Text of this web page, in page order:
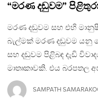
“මරණ දඬුවම”
මරණ දඬුවම සහ එහි
බැල්මක් මරණ දඬුවම
සහ දඬුවම පිළිබඳ දැඩි
මාතෘකාවකි. එය බරපතල
SAMPATH